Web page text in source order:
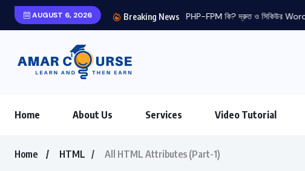
AUGUST 6, 2026 Breaking News PHP-FPM কি? দ্রুত ও সিকিউর
Home About Us Services Video Tutorial
Home HTML All HTML Attributes (Part-1)